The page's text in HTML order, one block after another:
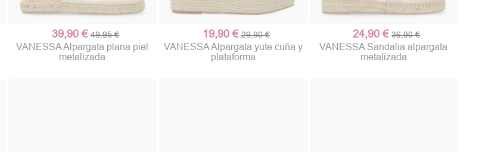
(1 nota)
39,90 € 49,95 €
VANESSA Alpargata plana piel
metalizada
19,90 € 29,90 €
VANESSA Alpargata yute cuña y
plataforma
24,90 € 36,90 €
VANESSA Sandalia alpargata
metalizada